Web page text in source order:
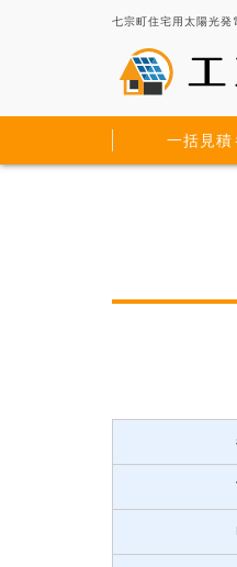
七宗町住宅用太陽光発
一括見積